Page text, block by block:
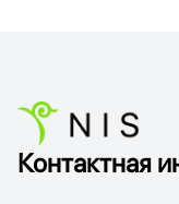
Контактная